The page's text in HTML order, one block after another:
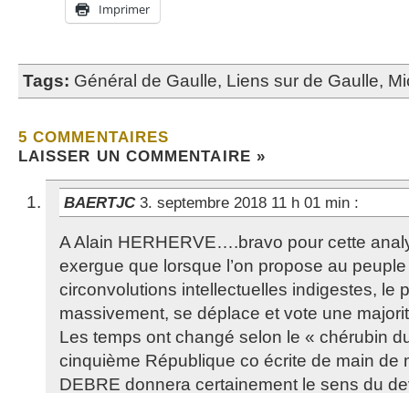
Imprimer
Tags: Général de Gaulle, Liens sur de Gaulle,
5 COMMENTAIRES
LAISSER UN COMMENTAIRE »
BAERTJC 3. septembre 2018 11 h 01 min :
A Alain HERHERVE….bravo pour cette
exergue que lorsque l’on propose au
circonvolutions intellectuelles indigestes, le
massivement, se déplace et vote une
Les temps ont changé selon le « chérubin
cinquième République co écrite de main de
DEBRE donnera certainement le sens du